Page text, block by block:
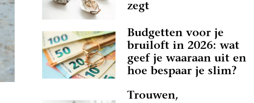
zegt
Budgetten voor je
bruiloft in 2026: wat
geef je waaraan uit en
hoe bespaar je slim?
Trouwen,